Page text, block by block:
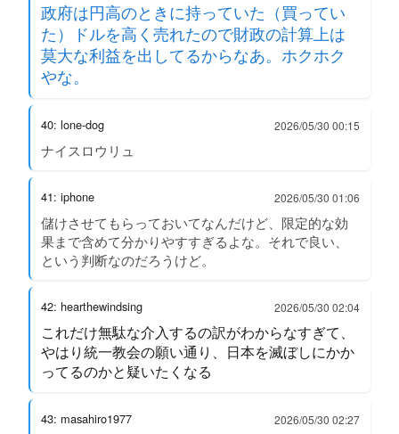
政府は円高のときに持っていた（買ってい
た）ドルを高く売れたので財政の計算上は
莫大な利益を出してるからなあ。ホクホク
やな。
40: lone-dog 2026/05/30 00:15
ナイスロウリュ
41: iphone 2026/05/30 01:06
儲けさせてもらっておいてなんだけど、限定的な効
果まで含めて分かりやすすぎるよな。それで良い、
という判断なのだろうけど。
42: hearthewindsing 2026/05/30 02:04
これだけ無駄な介入するの訳がわからなすぎて、
やはり統一教会の願い通り、日本を滅ぼしにかか
ってるのかと疑いたくなる
43: masahiro1977 2026/05/30 02:27